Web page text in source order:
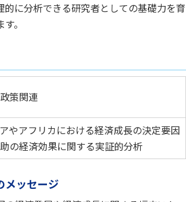
的に分析できる研究者としての基礎力を育
。
策関連
やアフリカにおける経済成長の決定要因
の経済効果に関する実証的分析
メッセージ